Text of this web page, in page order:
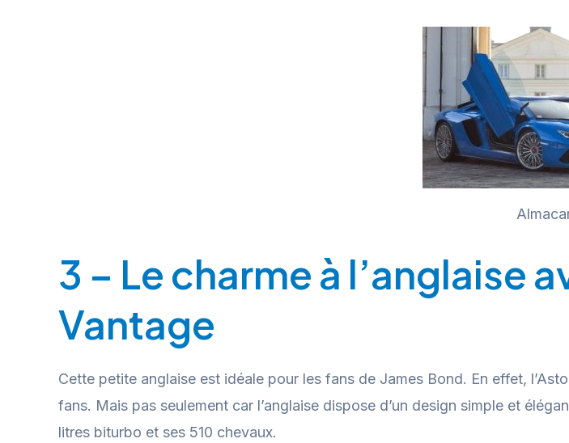
3 – Le charme à l’anglaise
Vantage
Cette petite anglaise est idéale pour les fans de James Bond. En effet,
fans. Mais pas seulement car l’anglaise dispose d’un design simple et
litres biturbo et ses 510 chevaux.